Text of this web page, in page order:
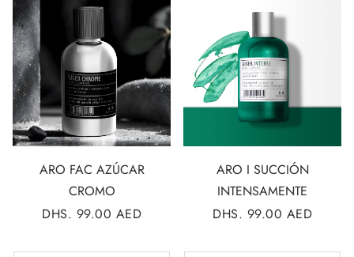
ARO FAC AZÚCAR
CROMO
PRECIO
DHS. 99.00 AED
ARO I SUCCIÓN
INTENSAMENTE
PRECIO
DHS. 99.00 AED